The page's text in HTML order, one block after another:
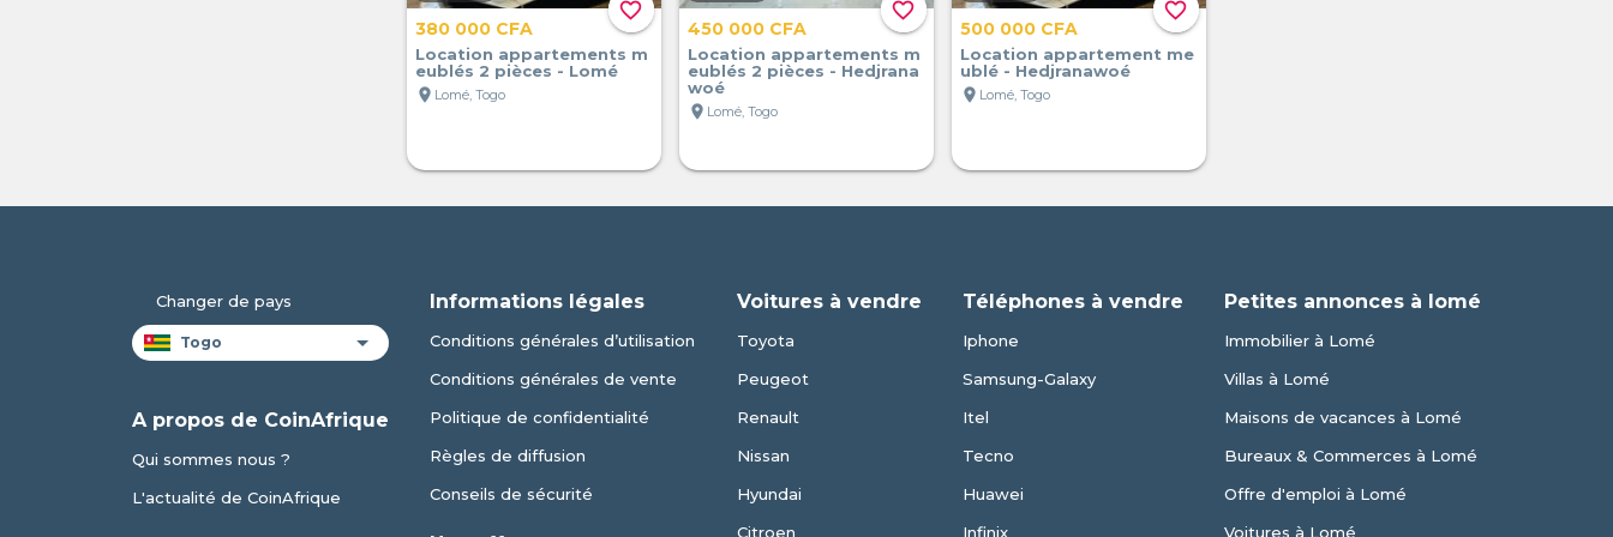
favorite_border
380 000 CFA
Location appartements m
eublés 2 pièces - Lomé
location_on Lomé, Togo
favorite_border
450 000 CFA
Location appartements m
eublés 2 pièces - Hedjrana
woé
location_on Lomé, Togo
favorite_border
500 000 CFA
Location appartement me
ublé - Hedjranawoé
location_on Lomé, Togo
Changer de pays
A propos de CoinAfrique
Qui sommes nous ?
L'actualité de CoinAfrique
Informations légales
Conditions générales d’utilisation
Conditions générales de vente
Politique de confidentialité
Règles de diffusion
Conseils de sécurité
Voitures à vendre
Toyota
Peugeot
Renault
Nissan
Hyundai
Citroen
Téléphones à vendre
Iphone
Samsung-Galaxy
Itel
Tecno
Huawei
Infinix
Petites annonces à lomé
Immobilier à Lomé
Villas à Lomé
Maisons de vacances à Lomé
Bureaux & Commerces à Lomé
Offre d'emploi à Lomé
Voitures à Lomé